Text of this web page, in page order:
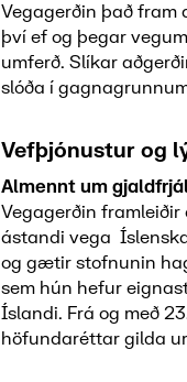
Vegagerðin það
því ef og þegar
umferð. Slíkar
slóða í
Vefþjónustur og
Almennt um
Vegagerðin
ástandi vega
og gætir stofnunin
sem hún hefur
Íslandi. Frá og með
höfundaréttar gilda